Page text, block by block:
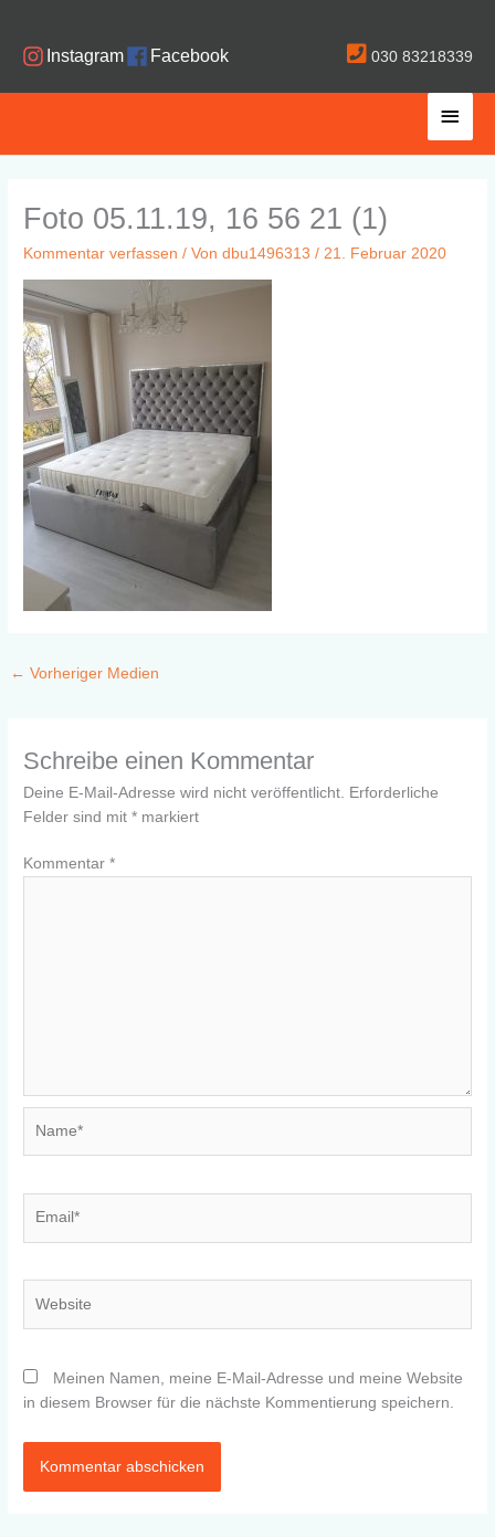
springenInstagram Facebook 030 83218339
Foto 05.11.19, 16 56 21 (1)
Kommentar verfassen / Vondbu1496313/ 21. Februar 2020
← Vorheriger Medien
Schreibe einen Kommentar
Deine E-Mail-Adresse wird nicht veröffentlicht. Erforderliche
Felder sind mit* markiert
Kommentar*
Meinen Namen, meine E-Mail-Adresse und meine Website
in diesem Browser für die nächste Kommentierung speichern.